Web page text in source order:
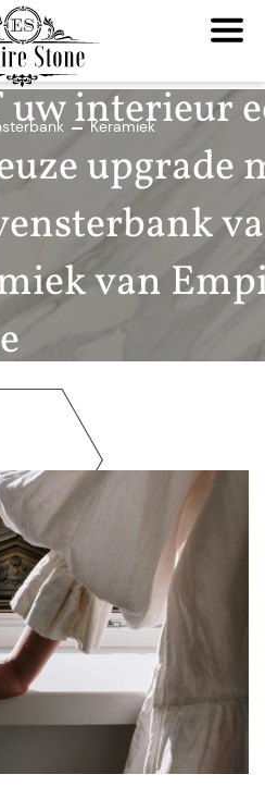
Keramiek
uw interieur
upgrade
van